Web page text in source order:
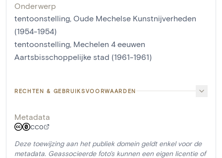
Onderwerp
tentoonstelling, Oude Mechelse Kunstnijverheden
(1954-1954)
tentoonstelling, Mechelen 4 eeuwen
Aartsbisschoppelijke stad (1961-1961)
RECHTEN & GEBRUIKSVOORWAARDEN
Metadata
CC0
Deze toewijzing aan het publiek domein geldt enkel voor de
metadata. Geassocieerde foto's kunnen een eigen licentie of